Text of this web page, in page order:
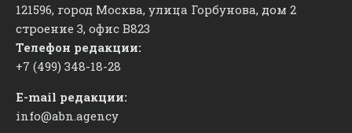
121596, город Москва, улица Горбунова, дом 2
строение 3, офис ​В823
Телефон редакции:
+7 (499) 348-18-28
E-mail редакции:
info@abn.agency